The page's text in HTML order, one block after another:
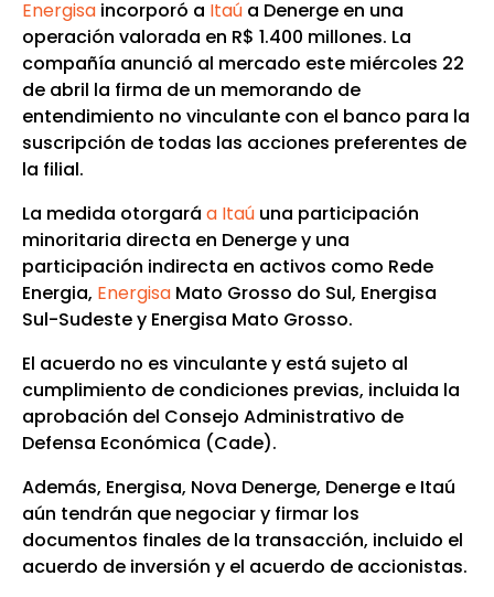
Energisaincorporó a Itaúa Denerge en una
operación valorada en R$ 1.400 millones. La
compañía anunció al mercado este miércoles 22
de abril la firma de un memorando de
entendimiento no vinculante con el banco para la
suscripción de todas las acciones preferentes de
la filial.
La medida otorgará a Itaúuna participación
minoritaria directa en Denerge y una
participación indirecta en activos como Rede
Energia, EnergisaMato Grosso do Sul, Energisa
Sul-Sudeste y Energisa Mato Grosso.
El acuerdo no es vinculante y está sujeto al
cumplimiento de condiciones previas, incluida la
aprobación del Consejo Administrativo de
Defensa Económica (Cade).
Además, Energisa, Nova Denerge, Denerge e Itaú
aún tendrán que negociar y firmar los
documentos finales de la transacción, incluido el
acuerdo de inversión y el acuerdo de accionistas.